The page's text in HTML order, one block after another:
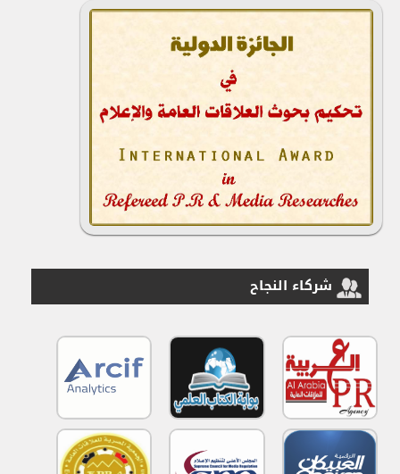
شركاء النجاح